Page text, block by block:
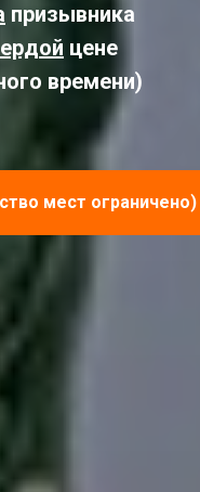
призывника
цене
времени)
мест ограничено)